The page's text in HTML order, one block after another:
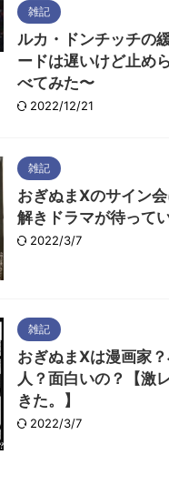
雑記
ルカ・ドンチッチの
ードは遅いけど止め
べてみた〜
2022/12/21
雑記
おぎぬまXのサイン
解きドラマが待ってい
2022/3/7
雑記
おぎぬまXは漫画家
人？面白いの？【激
きた。】
2022/3/7